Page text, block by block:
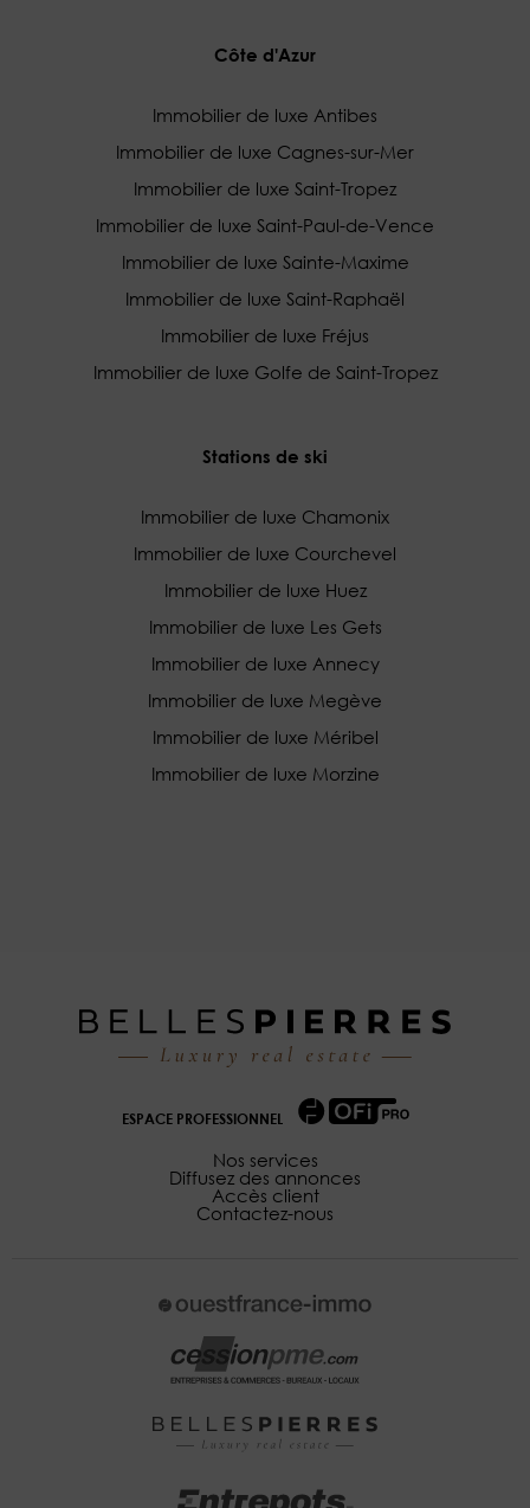
Côte d'Azur
Immobilier de luxe Antibes
Immobilier de luxe Cagnes-sur-Mer
Immobilier de luxe Saint-Tropez
Immobilier de luxe Saint-Paul-de-Vence
Immobilier de luxe Sainte-Maxime
Immobilier de luxe Saint-Raphaël
Immobilier de luxe Fréjus
Immobilier de luxe Golfe de Saint-Tropez
Stations de ski
Immobilier de luxe Chamonix
Immobilier de luxe Courchevel
Immobilier de luxe Huez
Immobilier de luxe Les Gets
Immobilier de luxe Annecy
Immobilier de luxe Megève
Immobilier de luxe Méribel
Immobilier de luxe Morzine
ESPACE PROFESSIONNEL
Nos services
Diffusez des annonces
Accès client
Contactez-nous